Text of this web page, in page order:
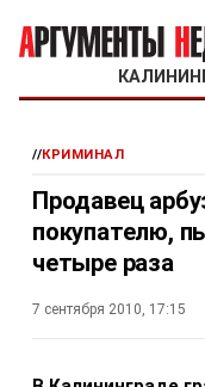
//КРИМИНАЛ
Продавец
покупателю,
четыре раза
7 сентября 2010, 17:15